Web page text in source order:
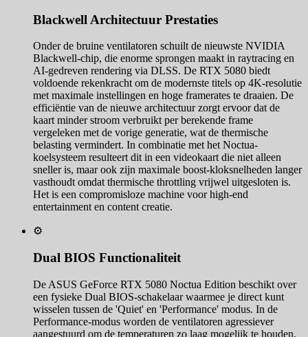
Blackwell Architectuur Prestaties
Onder de bruine ventilatoren schuilt de nieuwste NVIDIA
Blackwell-chip, die enorme sprongen maakt in raytracing en
AI-gedreven rendering via DLSS. De RTX 5080 biedt
voldoende rekenkracht om de modernste titels op 4K-resolutie
met maximale instellingen en hoge framerates te draaien. De
efficiëntie van de nieuwe architectuur zorgt ervoor dat de
kaart minder stroom verbruikt per berekende frame
vergeleken met de vorige generatie, wat de thermische
belasting vermindert. In combinatie met het Noctua-
koelsysteem resulteert dit in een videokaart die niet alleen
sneller is, maar ook zijn maximale boost-kloksnelheden langer
vasthoudt omdat thermische throttling vrijwel uitgesloten is.
Het is een compromisloze machine voor high-end
entertainment en content creatie.
⚙️
Dual BIOS Functionaliteit
De ASUS GeForce RTX 5080 Noctua Edition beschikt over
een fysieke Dual BIOS-schakelaar waarmee je direct kunt
wisselen tussen de 'Quiet' en 'Performance' modus. In de
Performance-modus worden de ventilatoren agressiever
aangestuurd om de temperaturen zo laag mogelijk te houden,